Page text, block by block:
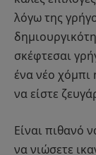
λόγω της
σκέφτεσαι
ένα νέο χόμπι
να είστε
Είναι πιθανό
να νιώσετε